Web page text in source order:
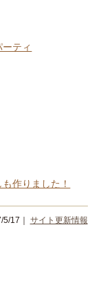
ティ
作りました！
5/17｜ サイト更新情報